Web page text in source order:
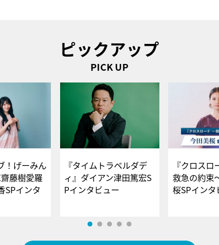
ピックアップ
PICK UP
！げーみん
藤樹愛羅
SPインタ
『タイムトラベルダデ
ィ』ダイアン津田篤宏S
Pインタビュー
『クロス
救急の約束
桜SPイ